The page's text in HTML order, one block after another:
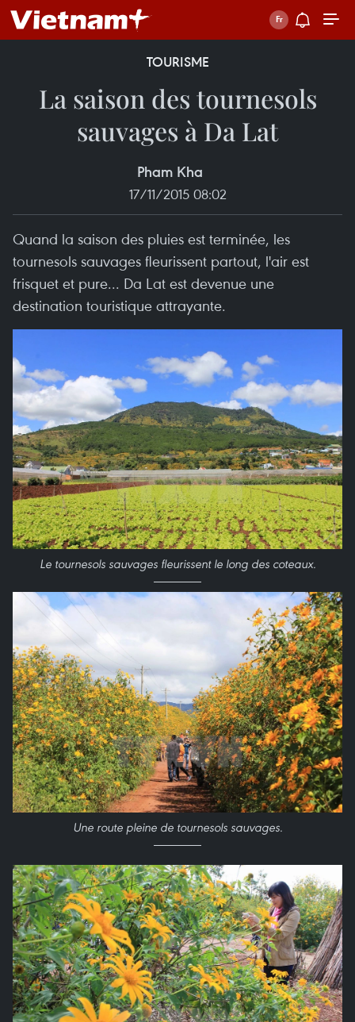
TOURISME
La saison des tournesols
sauvages à Da Lat
Pham Kha
17/11/2015 08:02
Quand la saison des pluies est terminée, les
tournesols sauvages fleurissent partout, l'air est
frisquet et pure... Da Lat est devenue une
destination touristique attrayante.
Le tournesols sauvages fleurissent le long des coteaux.
Une route pleine de tournesols sauvages.